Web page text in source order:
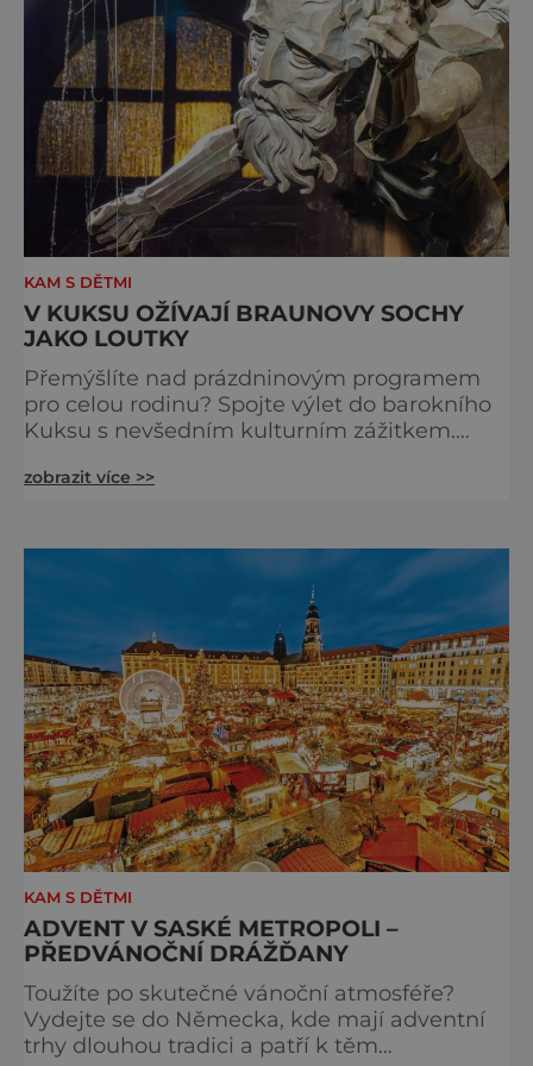
KAM S DĚTMI
V KUKSU OŽÍVAJÍ BRAUNOVY SOCHY
JAKO LOUTKY
Přemýšlíte nad prázdninovým programem
pro celou rodinu? Spojte výlet do barokního
Kuksu s nevšedním kulturním zážitkem.
Comoedien-Hausu zve na stálou expozici
Matyáše Bernarda Brauna nejen z Kuksu.
Výstava Braunova socha loutkou představuje
padesát autorských loutek řezbáře a scénog
zobrazit více >>
KAM S DĚTMI
ADVENT V SASKÉ METROPOLI –
PŘEDVÁNOČNÍ DRÁŽĎANY
Toužíte po skutečné vánoční atmosféře?
Vydejte se do Německa, kde mají adventní
trhy dlouhou tradici a patří k těm